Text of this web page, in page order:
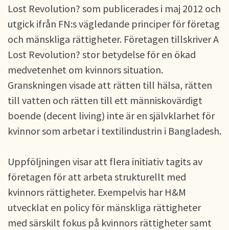
Lost Revolution? som publicerades i maj 2012 och
utgick ifrån FN:s vägledande principer för företag
och mänskliga rättigheter. Företagen tillskriver A
Lost Revolution? stor betydelse för en ökad
medvetenhet om kvinnors situation.
Granskningen visade att rätten till hälsa, rätten
till vatten och rätten till ett människovärdigt
boende (decent living) inte är en självklarhet för
kvinnor som arbetar i textilindustrin i Bangladesh.
Uppföljningen visar att flera initiativ tagits av
företagen för att arbeta strukturellt med
kvinnors rättigheter. Exempelvis har H&M
utvecklat en policy för mänskliga rättigheter
med särskilt fokus på kvinnors rättigheter samt